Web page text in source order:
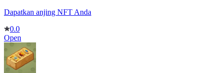
Dapatkan anjing NFT Anda
0.0
Open